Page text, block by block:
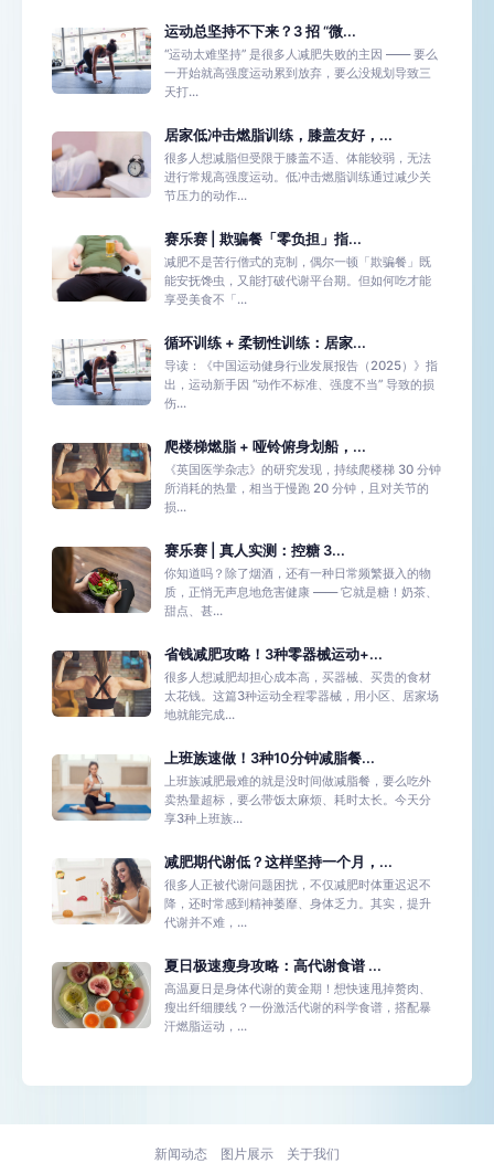
运动总坚持不下来？3 招 “微...
“运动太难坚持” 是很多人减肥失败的主因 —— 要么
一开始就高强度运动累到放弃，要么没规划导致三
天打...
居家低冲击燃脂训练，膝盖友好，...
很多人想减脂但受限于膝盖不适、体能较弱，无法
进行常规高强度运动。低冲击燃脂训练通过减少关
节压力的动作...
赛乐赛 | 欺骗餐「零负担」指...
减肥不是苦行僧式的克制，偶尔一顿「欺骗餐」既
能安抚馋虫，又能打破代谢平台期。但如何吃才能
享受美食不「...
循环训练 + 柔韧性训练：居家...
导读：《中国运动健身行业发展报告（2025）》指
出，运动新手因 “动作不标准、强度不当” 导致的损
伤...
爬楼梯燃脂 + 哑铃俯身划船，...
《英国医学杂志》的研究发现，持续爬楼梯 30 分钟
所消耗的热量，相当于慢跑 20 分钟，且对关节的
损...
赛乐赛 | 真人实测：控糖 3...
你知道吗？除了烟酒，还有一种日常频繁摄入的物
质，正悄无声息地危害健康 —— 它就是糖！奶茶、
甜点、甚...
省钱减肥攻略！3种零器械运动+...
很多人想减肥却担心成本高，买器械、买贵的食材
太花钱。这篇3种运动全程零器械，用小区、居家场
地就能完成...
上班族速做！3种10分钟减脂餐...
上班族减肥最难的就是没时间做减脂餐，要么吃外
卖热量超标，要么带饭太麻烦、耗时太长。今天分
享3种上班族...
减肥期代谢低？这样坚持一个月，...
很多人正被代谢问题困扰，不仅减肥时体重迟迟不
降，还时常感到精神萎靡、身体乏力。其实，提升
代谢并不难，...
夏日极速瘦身攻略：高代谢食谱 ...
高温夏日是身体代谢的黄金期！想快速甩掉赘肉、
瘦出纤细腰线？一份激活代谢的科学食谱，搭配暴
汗燃脂运动，...
新闻动态 图片展示 关于我们